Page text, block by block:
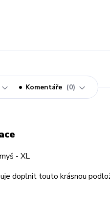
Komentáře 0
- XL
doplnit touto krásnou